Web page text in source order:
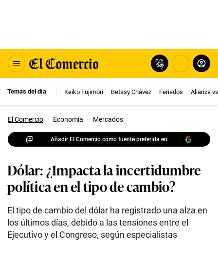
Temas del día Keiko Fujimori Betssy Chávez Feriados Alianza
El Comercio · Economia · Mercados
Añadir El Comercio como fuente preferida en
Dólar: ¿Impacta la incertidumbre
política en el tipo de cambio?
El tipo de cambio del dólar ha registrado una alza en
los últimos días, debido a las tensiones entre el
Ejecutivo y el Congreso, según especialistas